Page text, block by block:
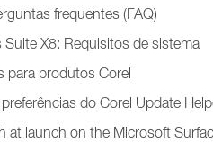
frequentes (FAQ)
X8: Requisitos de sistema
para produtos Corel
do Corel Update
at launch on the Microsoft